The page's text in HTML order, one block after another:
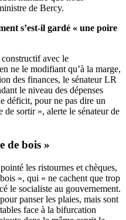
de Bercy.
s’est-il gardé « une poire
constructif avec le
ne le modifiant qu’à la marge,
des finances, le sénateur LR
le niveau des dépenses
déficit, pour ne pas dire un
sortir », alerte le sénateur de
de bois »
les ristournes et chèques,
», qui « ne cachent que trop
le socialiste au gouvernement.
panser les plaies, mais sont
face à la bifurcation